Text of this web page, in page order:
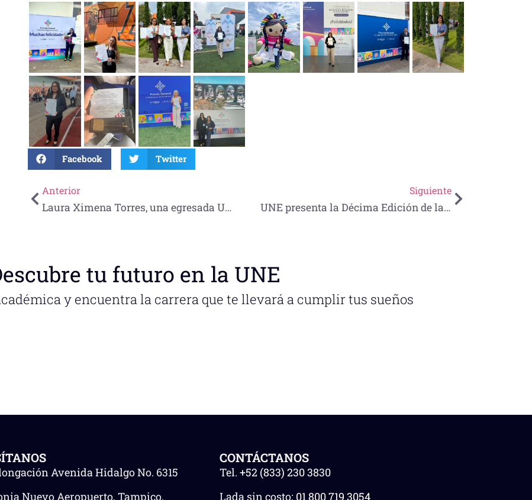
Facebook Twitter
Anterior
Laura Ximena Torres, una egresada UNE que promueve hábitos saludables más allá del consultorio
Siguiente
UNE presenta la Décima Edición de la Carrera Atlética “Don Rodolfo Sandoval Álvarez” 2025
tu futuro en la UNE
y encuentra la carrera que te llevará a cumplir tus sueños
Avenida Hidalgo No. 6315
Nuevo Aeropuerto, Tampico,
CONTÁCTANOS
Tel.+52 (833) 230 3830
Lada sin costo: 01 800 719 3054